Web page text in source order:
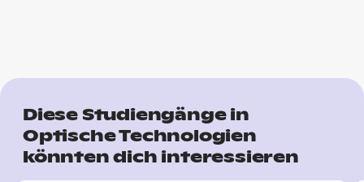
Diese Studiengänge in
Optische Technologien
könnten dich interessieren